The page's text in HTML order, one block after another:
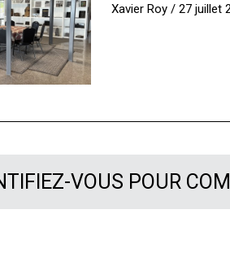
Xavier Roy / 27 juillet
VOUS POUR